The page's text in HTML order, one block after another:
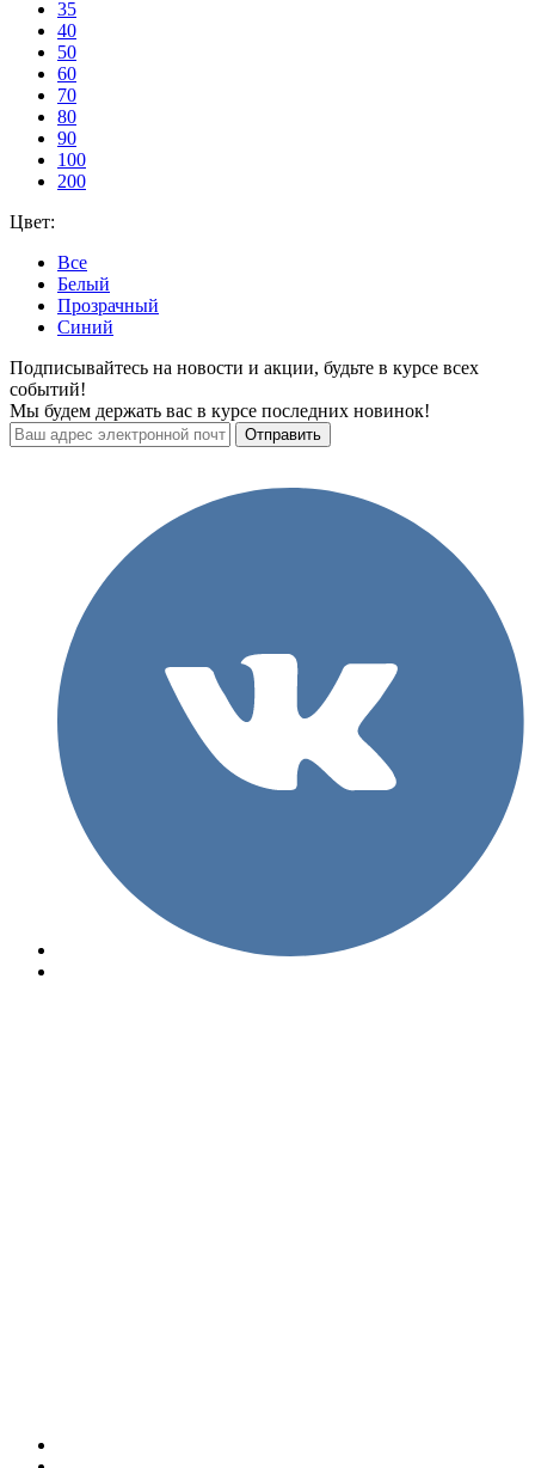
35
40
50
60
70
80
90
100
200
Цвет:
Все
Белый
Прозрачный
Синий
Подписывайтесь на новости и акции, будьте в курсе всех
событий!
Мы будем держать вас в курсе последних новинок!